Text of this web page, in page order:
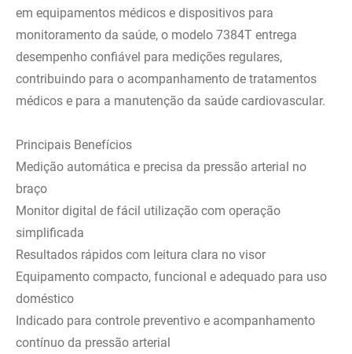
em equipamentos médicos e dispositivos para
monitoramento da saúde, o modelo 7384T entrega
desempenho confiável para medições regulares,
contribuindo para o acompanhamento de tratamentos
médicos e para a manutenção da saúde cardiovascular.
Principais Benefícios
Medição automática e precisa da pressão arterial no
braço
Monitor digital de fácil utilização com operação
simplificada
Resultados rápidos com leitura clara no visor
Equipamento compacto, funcional e adequado para uso
doméstico
Indicado para controle preventivo e acompanhamento
contínuo da pressão arterial